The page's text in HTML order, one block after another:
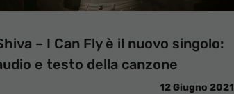
– I Can Fly è il nuovo singolo:
e testo della canzone
12 Giugno 2021